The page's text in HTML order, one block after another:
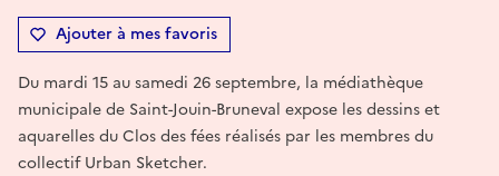
Ajouter à mes favoris
Du mardi 15 au samedi 26 septembre, la médiathèque
municipale de Saint-Jouin-Bruneval expose les dessins et
aquarelles du Clos des fées réalisés par les membres du
collectif Urban Sketcher.